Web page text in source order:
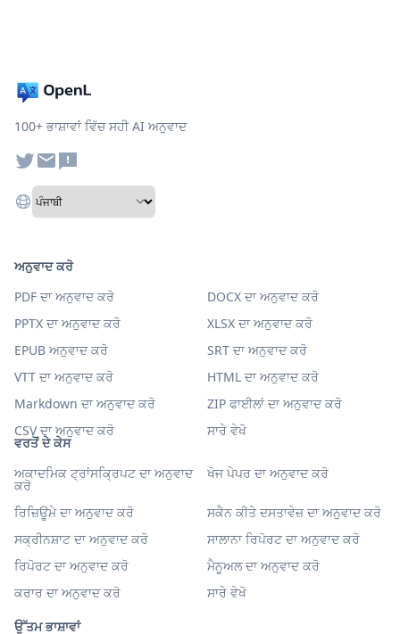
100+ ਭਾਸ਼ਾਵਾਂ ਵਿੱਚ ਸਹੀ AI ਅਨੁਵਾਦ
ਵਰਤੋਂ ਦੇ ਕੇਸ
ਅਕਾਦਮਿਕ ਟ੍ਰਾਂਸਕ੍ਰਿਪਟ ਦਾ ਅਨੁਵਾਦ
ਕਰੋ
ਖੋਜ ਪੇਪਰ ਦਾ ਅਨੁਵਾਦ ਕਰੋ
ਰਿਜ਼ਿਊਮੇ ਦਾ ਅਨੁਵਾਦ ਕਰੋ
ਸਕੈਨ ਕੀਤੇ ਦਸਤਾਵੇਜ਼ ਦਾ ਅਨੁਵਾਦ ਕਰੋ
ਸਕ੍ਰੀਨਸ਼ਾਟ ਦਾ ਅਨੁਵਾਦ ਕਰੋ
ਸਾਲਾਨਾ ਰਿਪੋਰਟ ਦਾ ਅਨੁਵਾਦ ਕਰੋ
ਰਿਪੋਰਟ ਦਾ ਅਨੁਵਾਦ ਕਰੋ
ਮੈਨੂਅਲ ਦਾ ਅਨੁਵਾਦ ਕਰੋ
ਕਰਾਰ ਦਾ ਅਨੁਵਾਦ ਕਰੋ
ਸਾਰੇ ਵੇਖੋ
ਉੱਤਮ ਭਾਸ਼ਾਵਾਂ
ਅਨੁਵਾਦ ਕਰੋ
PDF ਦਾ ਅਨੁਵਾਦ ਕਰੋ
DOCX ਦਾ ਅਨੁਵਾਦ ਕਰੋ
PPTX ਦਾ ਅਨੁਵਾਦ ਕਰੋ
XLSX ਦਾ ਅਨੁਵਾਦ ਕਰੋ
EPUB ਅਨੁਵਾਦ ਕਰੋ
SRT ਦਾ ਅਨੁਵਾਦ ਕਰੋ
VTT ਦਾ ਅਨੁਵਾਦ ਕਰੋ
HTML ਦਾ ਅਨੁਵਾਦ ਕਰੋ
Markdown ਦਾ ਅਨੁਵਾਦ ਕਰੋ
ZIP ਫਾਈਲਾਂ ਦਾ ਅਨੁਵਾਦ ਕਰੋ
CSV ਦਾ ਅਨੁਵਾਦ ਕਰੋ
ਸਾਰੇ ਵੇਖੋ